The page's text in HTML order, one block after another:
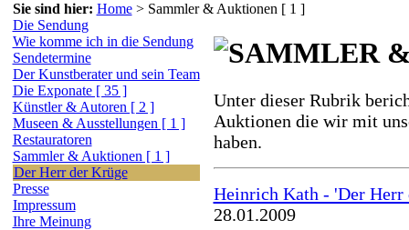
Sie sind hier: Home >Sammler & Auktionen [ 1 ]
Die Sendung
Wie komme ich in die Sendung
Sendetermine
Der Kunstberater und sein Team
Die Exponate [ 35 ]
Künstler & Autoren [ 2 ]
Museen & Ausstellungen [ 1 ]
Restauratoren
Sammler & Auktionen [ 1 ]
Der Herr der Krüge
Presse
Impressum
Ihre Meinung
Unter dieser Rubrik
Auktionen die wir mit
haben.
Heinrich Kath - 'Der Herr
28.01.2009